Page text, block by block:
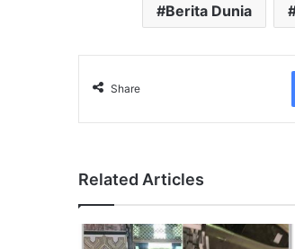
Berita Dunia
Share
Related Articles